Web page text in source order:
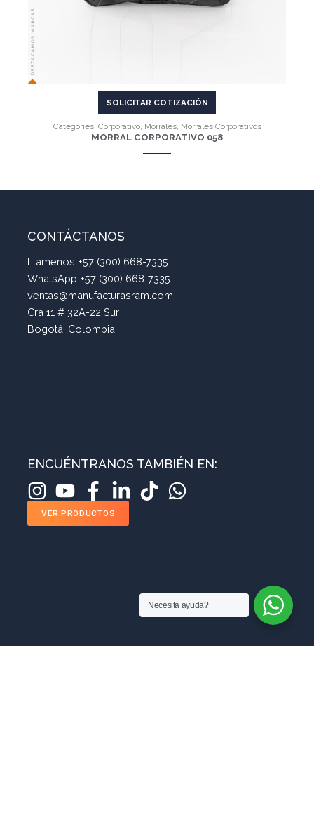
SOLICITAR COTIZACIÓN
Categories: Corporativo, Morrales, Morrales Corporativos
MORRAL CORPORATIVO 058
CONTÁCTANOS
Llámenos +57 (300) 668-7335
WhatsApp +57 (300) 668-7335
ventas@manufacturasram.com
Cra 11 # 32A-22 Sur
Bogotá, Colombia
ENCUÉNTRANOS TAMBIÉN EN:
VER PRODUCTOS
Necesita ayuda?